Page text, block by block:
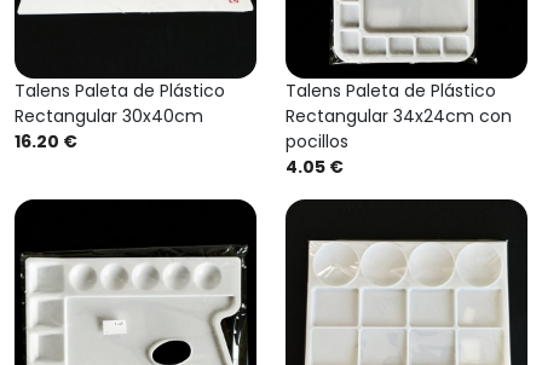
Talens Paleta de Plástico
Rectangular 30x40cm
16.20 €
Talens Paleta de Plástico
Rectangular 34x24cm con
pocillos
4.05 €